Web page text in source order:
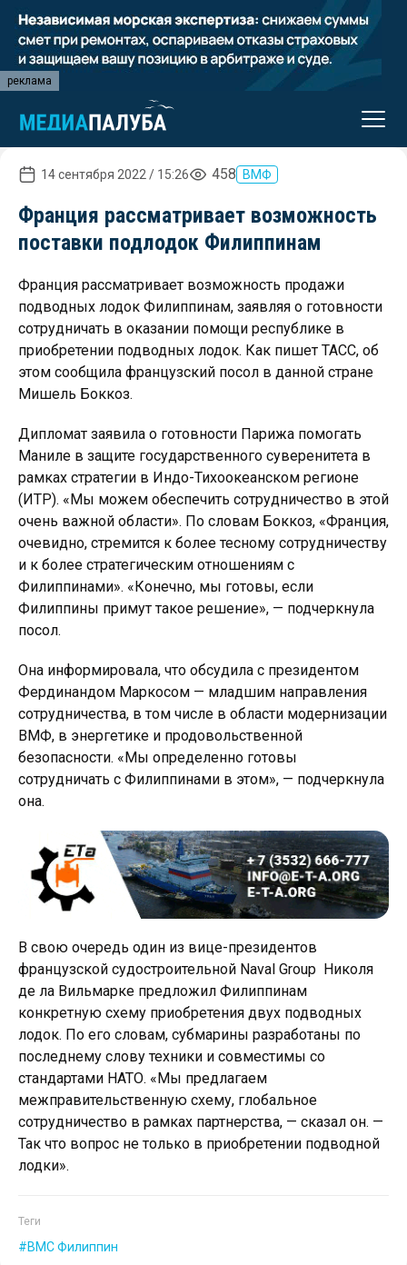
реклама
14 сентября 2022 / 15:26 458 ВМФ
Франция рассматривает возможность
поставки подлодок Филиппинам
Франция рассматривает возможность продажи
подводных лодок Филиппинам, заявляя о готовности
сотрудничать в оказании помощи республике в
приобретении подводных лодок. Как пишет ТАСС, об
этом сообщила французский посол в данной стране
Мишель Боккоз.
Дипломат заявила о готовности Парижа помогать
Маниле в защите государственного суверенитета в
рамках стратегии в Индо-Тихоокеанском регионе
(ИТР). «Мы можем обеспечить сотрудничество в этой
очень важной области». По словам Боккоз, «Франция,
очевидно, стремится к более тесному сотрудничеству
и к более стратегическим отношениям с
Филиппинами». «Конечно, мы готовы, если
Филиппины примут такое решение», — подчеркнула
посол.
Она информировала, что обсудила с президентом
Фердинандом Маркосом — младшим направления
сотрудничества, в том числе в области модернизации
ВМФ, в энергетике и продовольственной
безопасности. «Мы определенно готовы
сотрудничать с Филиппинами в этом», — подчеркнула
она.
В свою очередь один из вице-президентов
французской судостроительной Naval Group Николя
де ла Вильмарке предложил Филиппинам
конкретную схему приобретения двух подводных
лодок. По его словам, субмарины разработаны по
последнему слову техники и совместимы со
стандартами НАТО. «Мы предлагаем
межправительственную схему, глобальное
сотрудничество в рамках партнерства, — сказал он. —
Так что вопрос не только в приобретении подводной
лодки».
Теги
ВМС Филиппин